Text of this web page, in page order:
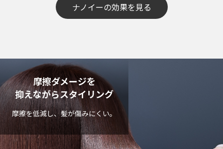
ナノイーの効果を見る
摩擦ダメージを
抑えながらスタイリング
摩擦を低減し、髪が傷みにくい。